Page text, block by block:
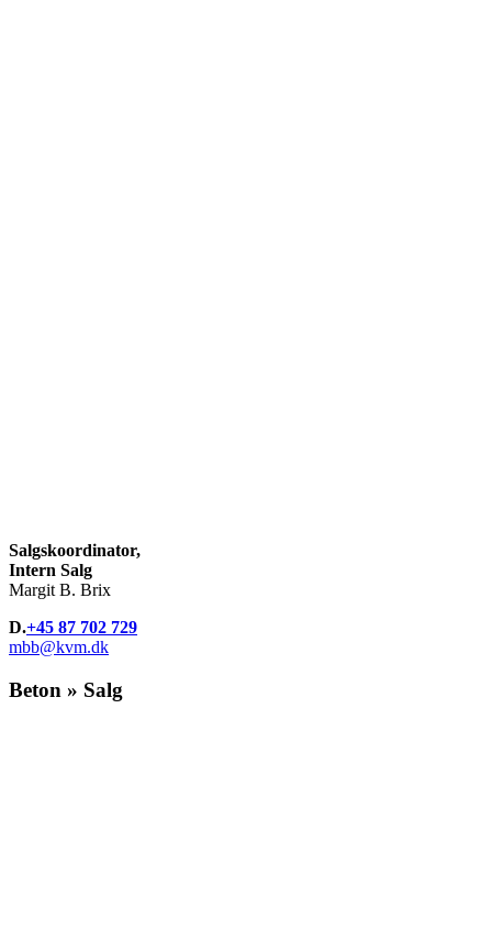
Salgskoordinator,
Intern Salg
Margit B. Brix
D.+45 87 702 729
mbb@kvm.dk
Beton » Salg